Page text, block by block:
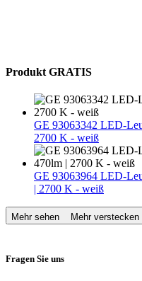
Produkt GRATIS
GE 93063342 LED-
2700 K - weiß
GE 93063964 LED-
| 2700 K - weiß
Mehr sehen Mehr verstecken
Fragen Sie uns